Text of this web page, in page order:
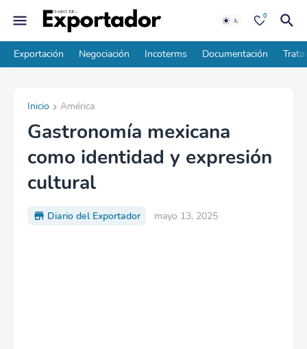
0
Exportación Negociación Incoterms Documentación
Inicio América
Gastronomía mexicana
como identidad y expresión
cultural
Diario del Exportador mayo 13, 2025